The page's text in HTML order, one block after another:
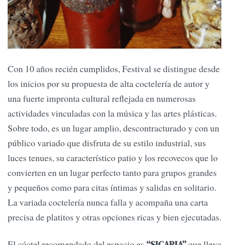
Con 10 años recién cumplidos, Festival se distingue desde
los inicios por su propuesta de alta coctelería de autor y
una fuerte impronta cultural reflejada en numerosas
actividades vinculadas con la música y las artes plásticas.
Sobre todo, es un lugar amplio, descontracturado y con un
público variado que disfruta de su estilo industrial, sus
luces tenues, su característico patio y los recovecos que lo
convierten en un lugar perfecto tanto para grupos grandes
y pequeños como para citas íntimas y salidas en solitario.
La variada coctelería nunca falla y acompaña una carta
precisa de platitos y otras opciones ricas y bien ejecutadas.